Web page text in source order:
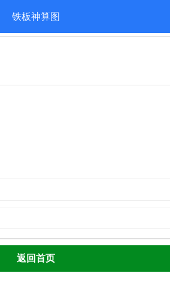
铁板神算图
返回首页